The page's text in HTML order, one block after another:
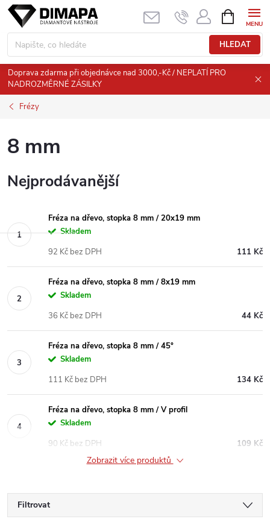
Přejít
obsah
HLEDAT
NÁKUPNÍ
KOŠÍK
Doprava zdarma při objednávce nad 3000,-Kč / NEPLATÍ PRO
NADROZMĚRNÉ ZÁSILKY
Frézy
8 mm
Nejprodávanější
Fréza na dřevo, stopka 8 mm / 20x19 mm
Skladem
111 Kč
92 Kč bez DPH
Fréza na dřevo, stopka 8 mm / 8x19 mm
Skladem
44 Kč
36 Kč bez DPH
Fréza na dřevo, stopka 8 mm / 45°
Skladem
134 Kč
111 Kč bez DPH
Fréza na dřevo, stopka 8 mm / V profil
Skladem
109 Kč
90 Kč bez DPH
Zobrazit více produktů
Filtrovat